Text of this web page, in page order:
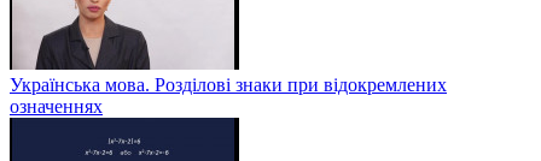
Українська мова. Розділові знаки при відокремлених
означеннях